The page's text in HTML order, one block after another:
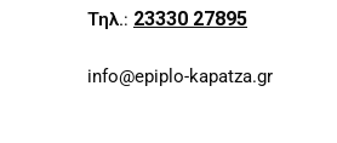
Τηλ.: 23330 27895
info@epiplo-kapatza.gr